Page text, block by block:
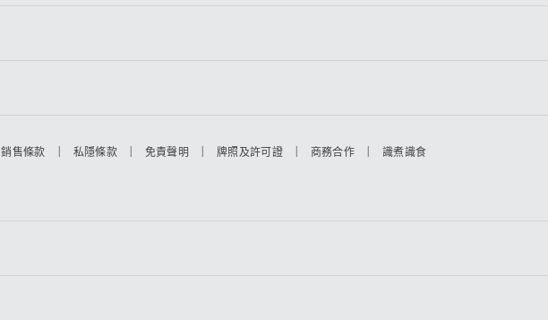
銷售條款 私隱條款 免責聲明 牌照及許可證 商務合作 識煮識食